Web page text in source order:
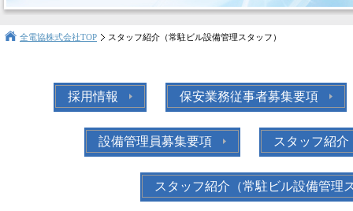
全電協株式会社TOP スタッフ紹介（常駐ビル設備管理スタッフ）
採用情報 保安業務従事者募集要項
設備管理員募集要項 スタッフ紹
スタッフ紹介（常駐ビル設備管理